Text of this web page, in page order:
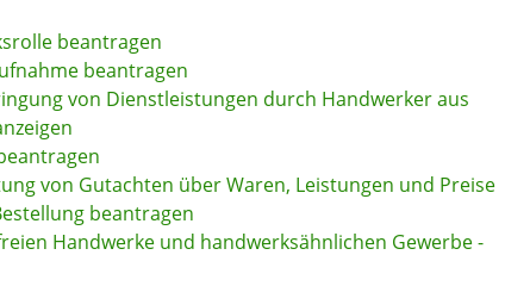
beantragen
beantragen
von Dienstleistungen durch Handwerker aus
von Gutachten über Waren, Leistungen und Preise
beantragen
Handwerke und handwerksähnlichen Gewerbe -